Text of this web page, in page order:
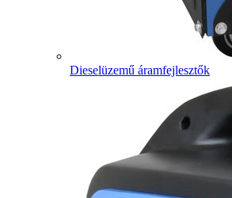
Dieselüzemű áramfejlesztők